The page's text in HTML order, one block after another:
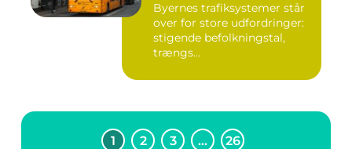
Byernes trafiksystemer står
over for store udfordringer:
stigende befolkningstal,
trængs...
1 2 3 … 26